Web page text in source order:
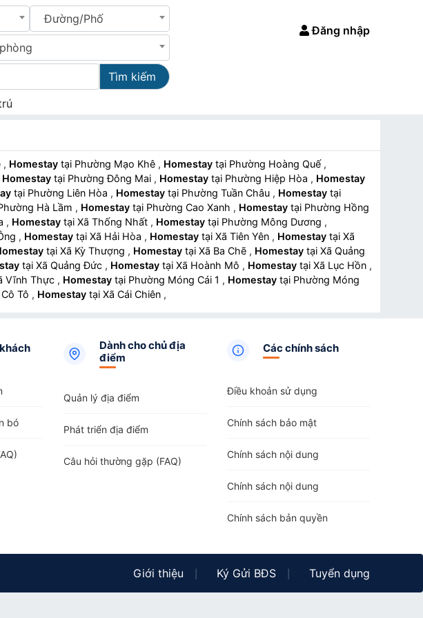
Đường/Phố
Tìm kiếm
Đăng nhập
, Homestay tại Phường Mạo Khê , Homestay tại Phường Hoàng Quế ,
Homestay tại Phường Đông Mai , Homestay tại Phường Hiệp Hòa , Homestay
tại Phường Liên Hòa , Homestay tại Phường Tuần Châu , Homestay tại
Phường Hà Lầm , Homestay tại Phường Cao Xanh , Homestay tại Phường Hồng
, Homestay tại Xã Thống Nhất , Homestay tại Phường Mông Dương ,
, Homestay tại Xã Hải Hòa , Homestay tại Xã Tiên Yên , Homestay tại Xã
tại Xã Kỳ Thượng , Homestay tại Xã Ba Chẽ , Homestay tại Xã Quảng
tại Xã Quảng Đức , Homestay tại Xã Hoành Mô , Homestay tại Xã Lục Hồn ,
Xã Vĩnh Thực , Homestay tại Phường Móng Cái 1 , Homestay tại Phường Móng
Cô Tô , Homestay tại Xã Cái Chiên ,
bó
Dành cho chủ địa
điểm
Quản lý địa điểm
Phát triển địa điểm
Câu hỏi thường gặp (FAQ)
Các chính sách
Điều khoản sử dụng
Chính sách bảo mật
Chính sách nội dung
Chính sách nội dung
Chính sách bản quyền
Giới thiệu Ký Gửi BĐS Tuyển dụng